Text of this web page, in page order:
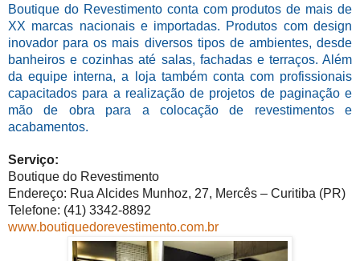
Boutique do Revestimento conta com produtos de mais de
XX marcas nacionais e importadas. Produtos com design
inovador para os mais diversos tipos de ambientes, desde
banheiros e cozinhas até salas, fachadas e terraços. Além
da equipe interna, a loja também conta com profissionais
capacitados para a realização de projetos de paginação e
mão de obra para a colocação de revestimentos e
acabamentos.
Serviço:
Boutique do Revestimento
Endereço: Rua Alcides Munhoz, 27, Mercês – Curitiba (PR)
Telefone: (41) 3342-8892
www.boutiquedorevestimento.com.br